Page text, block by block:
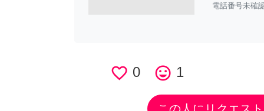
電話番号未確
favorite_border 0 tag_faces 1